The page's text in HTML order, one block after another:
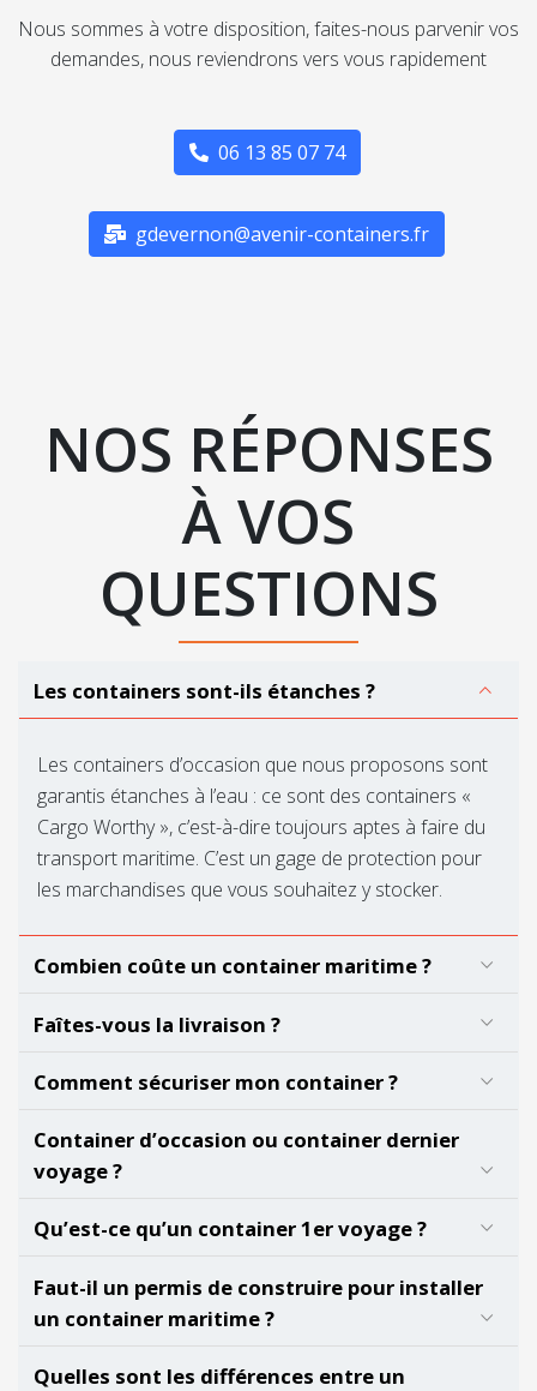
Nous sommes à votre disposition, faites-nous parvenir vos
demandes, nous reviendrons vers vous rapidement
06 13 85 07 74
gdevernon@avenir-containers.fr
NOS RÉPONSES
À VOS
QUESTIONS
Les containers sont-ils étanches ?
Les containers d’occasion que nous proposons sont
garantis étanches à l’eau : ce sont des containers «
Cargo Worthy », c’est-à-dire toujours aptes à faire du
transport maritime. C’est un gage de protection pour
les marchandises que vous souhaitez y stocker.
Combien coûte un container maritime ?
Faîtes-vous la livraison ?
Comment sécuriser mon container ?
Container d’occasion ou container dernier
voyage ?
Qu’est-ce qu’un container 1er voyage ?
Faut-il un permis de construire pour installer
un container maritime ?
Quelles sont les différences entre un